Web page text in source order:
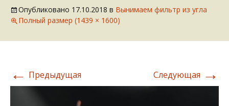
Опубликовано 17.10.2018 в Вынимаем фильтр из угла
Полный размер (1439 × 1600)
← Предыдущая Следующая →